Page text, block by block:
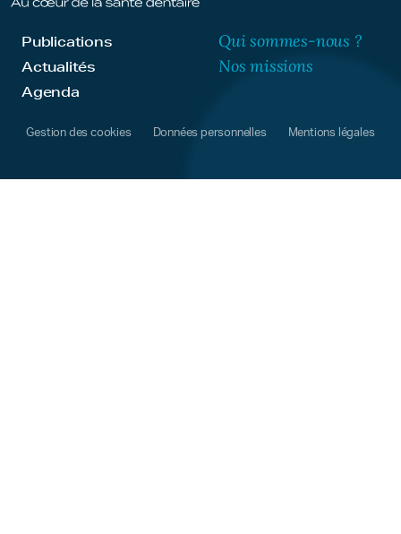
Publications
Actualités
Agenda
Qui sommes-nous ?
Nos missions
Gestion des cookies Données personnelles Mentions légales